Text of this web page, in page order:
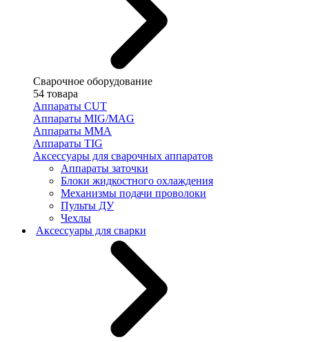
Сварочное оборудование
54 товара
Аппараты CUT
Аппараты MIG/MAG
Аппараты MMA
Аппараты TIG
Аксессуары для сварочных аппаратов
Аппараты заточки
Блоки жидкостного охлаждения
Механизмы подачи проволоки
Пульты ДУ
Чехлы
Аксессуары для сварки